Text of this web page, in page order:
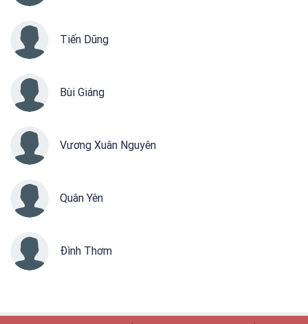
Tiến Dũng
Bùi Giáng
Vương Xuân Nguyên
Quân Yên
Đình Thơm